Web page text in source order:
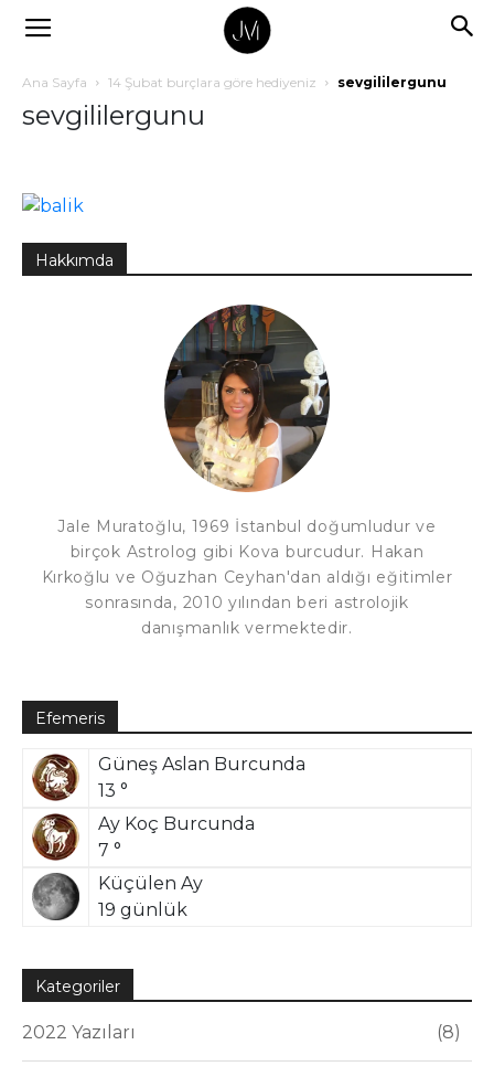
Ana Sayfa 14 Şubat burçlara göre hediyeniz sevgililergunu
sevgililergunu
Hakkımda
Jale Muratoğlu, 1969 İstanbul doğumludur ve
birçok Astrolog gibi Kova burcudur. Hakan
Kırkoğlu ve Oğuzhan Ceyhan'dan aldığı eğitimler
sonrasında, 2010 yılından beri astrolojik
danışmanlık vermektedir.
Efemeris
Güneş Aslan Burcunda
13 °
Ay Koç Burcunda
7 °
Küçülen Ay
19 günlük
Kategoriler
2022 Yazıları 8